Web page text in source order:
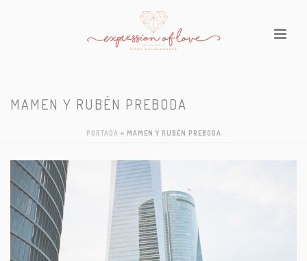
MAMEN Y RUBÉN PREBODA
PORTADA » MAMEN Y RUBÉN PREBODA